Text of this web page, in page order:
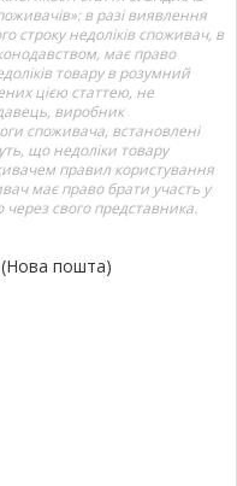
в разі виявлення
строку недоліків споживач, в
має право
товару в розумний
цією статтею, не
виробник
споживача, встановлені
що недоліки товару
правил користування
має право брати участь у
через свого представника.
(Нова пошта)